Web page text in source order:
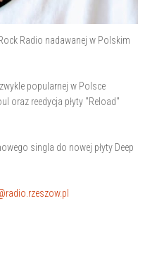
Radio nadawanej w Polskim
popularnej w Polsce
oraz reedycja płyty "Reload"
singla do nowej płyty Deep